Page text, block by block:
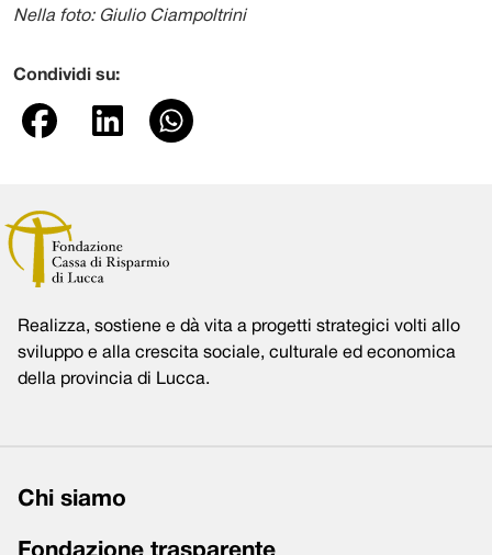
Nella foto: Giulio Ciampoltrini
Condividi su:
Realizza, sostiene e dà vita a progetti strategici volti allo
sviluppo e alla crescita sociale, culturale ed economica
della provincia di Lucca.
Chi siamo